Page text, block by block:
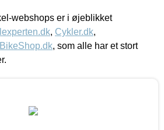
webshops er i øjeblikket
, Cykler.dk,
, som alle har et stort